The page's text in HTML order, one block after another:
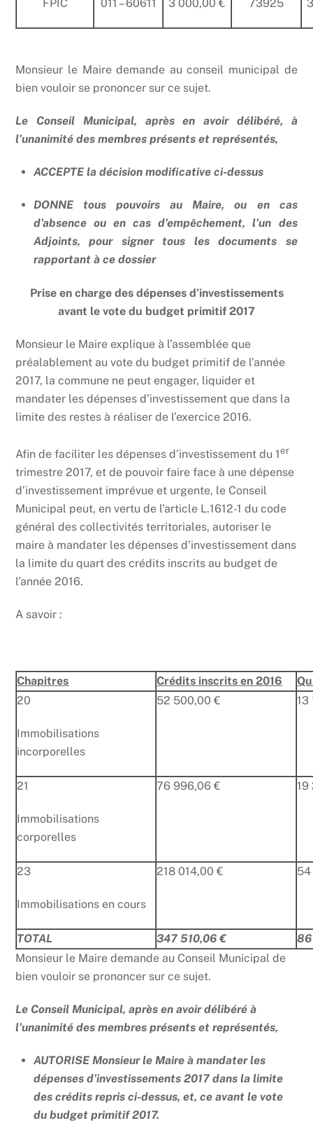
FPIC 011 – 60611 3 000,00 € 73925
Monsieur le Maire demande au conseil municipal de
bien vouloir se prononcer sur ce sujet.
Le Conseil Municipal, après en avoir délibéré, à
l’unanimité des membres présents et représentés,
ACCEPTE la décision modificative ci-dessus
DONNE tous pouvoirs au Maire, ou en cas
d’absence ou en cas d’empêchement, l’un des
Adjoints, pour signer tous les documents se
rapportant à ce dossier
Prise en charge des dépenses d’investissements
avant le vote du budget primitif 2017
Monsieur le Maire explique à l’assemblée que
préalablement au vote du budget primitif de l’année
2017, la commune ne peut engager, liquider et
mandater les dépenses d’investissement que dans la
limite des restes à réaliser de l’exercice 2016.
Afin de faciliter les dépenses d’investissement du 1er
trimestre 2017, et de pouvoir faire face à une dépense
d’investissement imprévue et urgente, le Conseil
Municipal peut, en vertu de l’article L.1612-1 du code
général des collectivités territoriales, autoriser le
maire à mandater les dépenses d’investissement dans
la limite du quart des crédits inscrits au budget de
l’année 2016.
A savoir :
Chapitres Crédits inscrits en 2016
20
Immobilisations
incorporelles
52 500,00 € 13
21
Immobilisations
corporelles
76 996,06 € 19
23
Immobilisations en cours
218 014,00 €
TOTAL 347 510,06 €
86
Monsieur le Maire demande au Conseil Municipal de
bien vouloir se prononcer sur ce sujet.
Le Conseil Municipal, après en avoir délibéré à
l’unanimité des membres présents et représentés,
AUTORISE Monsieur le Maire à mandater les
dépenses d’investissements 2017 dans la limite
des crédits repris ci-dessus, et, ce avant le vote
du budget primitif 2017.